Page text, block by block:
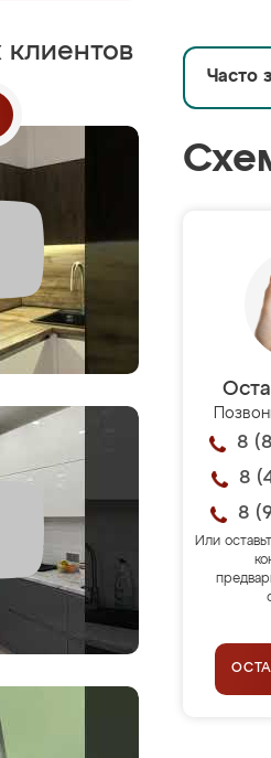
Часто
8
8
8
Или